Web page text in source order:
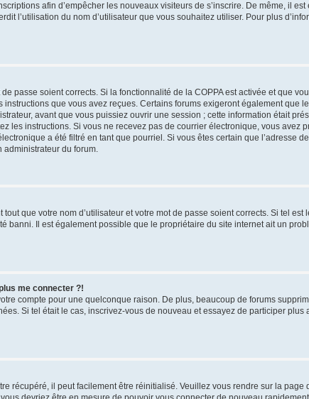
afin d’empêcher les nouveaux visiteurs de s’inscrire. De même, il
l’utilisation du nom d’utilisateur que vous souhaitez utiliser. Pour plus
passe soient corrects. Si la fonctionnalité de la COPPA est activée et que
que vous avez reçues. Certains forums exigeront également que
avant que vous puissiez ouvrir une session ; cette information était
les instructions. Si vous ne recevez pas de courrier électronique, vous avez
a été filtré en tant que pourriel. Si vous êtes certain que l’adresse
administrateur du forum.
que votre nom d’utilisateur et votre mot de passe soient corrects. Si tel est
banni. Il est également possible que le propriétaire du site internet ait un
me connecter ?!
compte pour une quelconque raison. De plus, beaucoup de forums
Si tel était le cas, inscrivez-vous de nouveau et essayez de participer plus
récupéré, il peut facilement être réinitialisé. Veuillez vous rendre sur la page